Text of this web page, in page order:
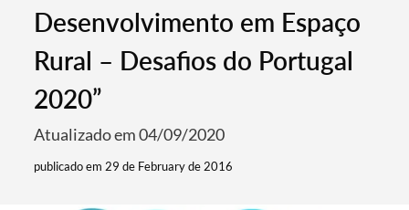
Desenvolvimento em Espaço
Rural – Desafios do Portugal
2020”
Atualizado em 04/09/2020
publicado em 29 de February de 2016